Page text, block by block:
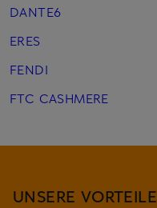
DANTE6
ERES
FENDI
FTC CASHMERE
UNSERE VORTEILE